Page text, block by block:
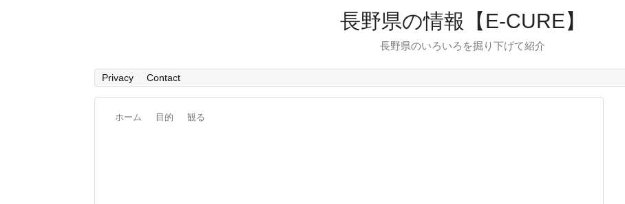
長野県の情報【E-CURE】
長野県のいろいろを掘り下げて紹介
Privacy Contact
ホーム 目的 観る